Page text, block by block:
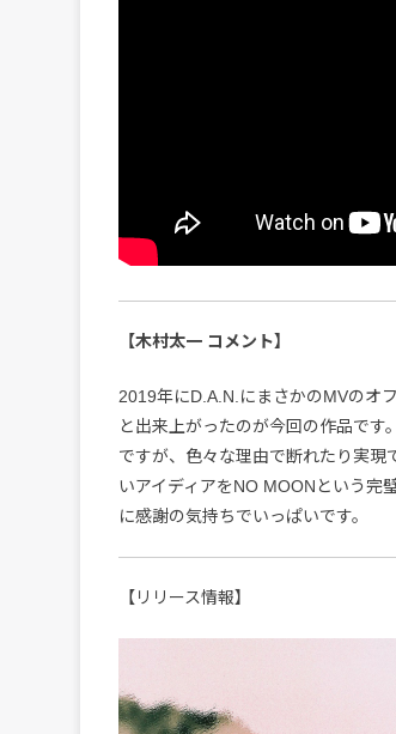
【木村太一 コメント】
2019年にD.A.N.にまさかのMVのオ
と出来上がったのが今回の作品です
ですが、色々な理由で断れたり実現
いアイディアをNO MOONという完
に感謝の気持ちでいっぱいです。
【リリース情報】